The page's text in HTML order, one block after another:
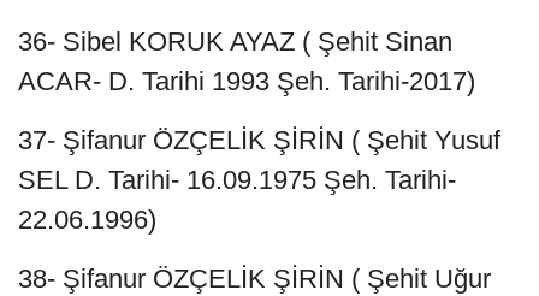
36- Sibel KORUK AYAZ ( Şehit Sinan
ACAR- D. Tarihi 1993 Şeh. Tarihi-2017)
37- Şifanur ÖZÇELİK ŞİRİN ( Şehit Yusuf
SEL D. Tarihi- 16.09.1975 Şeh. Tarihi-
22.06.1996)
38- Şifanur ÖZÇELİK ŞİRİN ( Şehit Uğur